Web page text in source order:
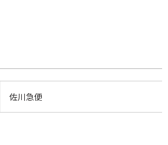
佐川急便